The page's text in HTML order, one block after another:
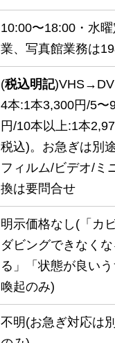
10:00〜18:00・水
業、写真館業務は
(税込明記
4本:1本3,300円/5〜
円/10本以上:1本
税込)。お急ぎは別
フィルム/ビデオ/
換は要問合せ
明示価格なし(「カ
ダビングできなく
る」「状態が良い
喚起のみ)
不明(お急ぎ対応は